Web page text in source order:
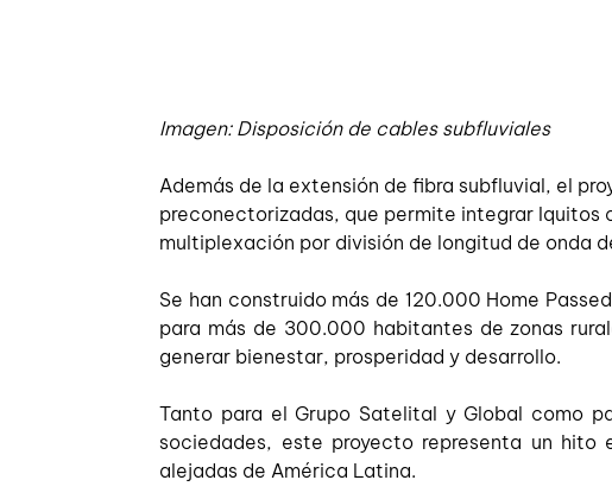
Imagen: Disposición de cables subfluviales
Además de la extensión de fibra subfluvial, el
preconectorizadas, que permite integrar Iquitos
multiplexación por división de longitud de onda
Se han construido más de 120.000 Home
para más de 300.000 habitantes de zonas
generar bienestar, prosperidad y desarrollo.
Tanto para el Grupo Satelital y Global como
sociedades, este proyecto representa un
alejadas de América Latina.